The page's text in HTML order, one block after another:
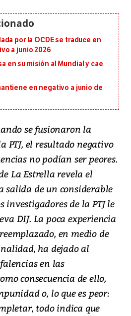
por la OCDE se traduce en
a junio 2026
en su misión al Mundial y cae
en negativo a junio de
se fusionaron la
PTJ, el resultado negativo
no podían ser peores.
La Estrella revela el
salida de un considerable
investigadores de la PTJ le
DIJ. La poca experiencia
en medio de
ha dejado al
en las
consecuencia de ello,
o, lo que es peor:
todo indica que